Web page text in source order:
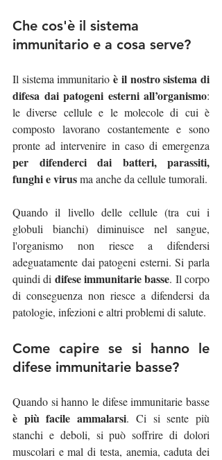
Che cos'è il sistema
immunitario e a cosa serve?
Il sistema immunitario è il nostro sistema di
difesa dai patogeni esterni all’organismo:
le diverse cellule e le molecole di cui è
composto lavorano costantemente e sono
per difenderci dai batteri, parassiti,
funghi e virus ma anche da cellule tumorali.
Quando il livello delle cellule (tra cui i
globuli bianchi) diminuisce nel sangue,
l'organismo non riesce a difendersi
adeguatamente dai patogeni esterni. Si parla
quindi di difese immunitarie basse. Il corpo
di conseguenza non riesce a difendersi da
patologie, infezioni e altri problemi di salute.
Come capire se si hanno le
difese immunitarie basse?
è più facile ammalarsi. Ci si sente più
stanchi e deboli, si può soffrire di dolori
muscolari e mal di testa, anemia, caduta dei